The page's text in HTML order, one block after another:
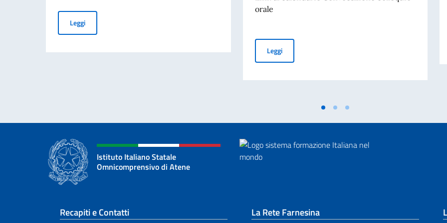
LeggiCalendario scolastico 2026/2027
orale
LeggiCalendario colloqui per assunzione personale docente
Istituto Italiano Statale
Omnicomprensivo di Atene
Sezione footer
Recapiti e Contatti La Rete Farnesina